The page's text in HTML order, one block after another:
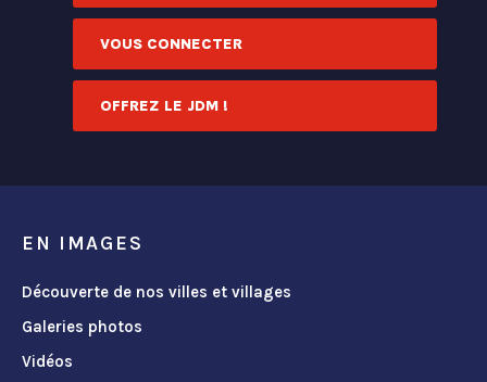
VOUS CONNECTER
OFFREZ LE JDM !
EN IMAGES
Découverte de nos villes et villages
Galeries photos
Vidéos